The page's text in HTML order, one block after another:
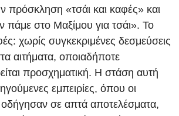
πρόσκληση «τσάι και καφές» και
πάμε στο Μαξίμου για τσάι». Το
χωρίς συγκεκριμένες δεσμεύσεις
αιτήματα, οποιαδήποτε
προσχηματική. Η στάση αυτή
εμπειρίες, όπου οι
οδήγησαν σε απτά αποτελέσματα,